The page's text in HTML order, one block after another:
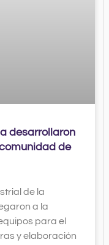
desarrollaron
de
de la
a la
para el
y elaboración